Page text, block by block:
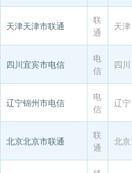
天津天津市联通
联
通
天津
四川宜宾市电信
电
信
四川
辽宁锦州市电信
电
信
辽宁
北京北京市联通
联
通
北京